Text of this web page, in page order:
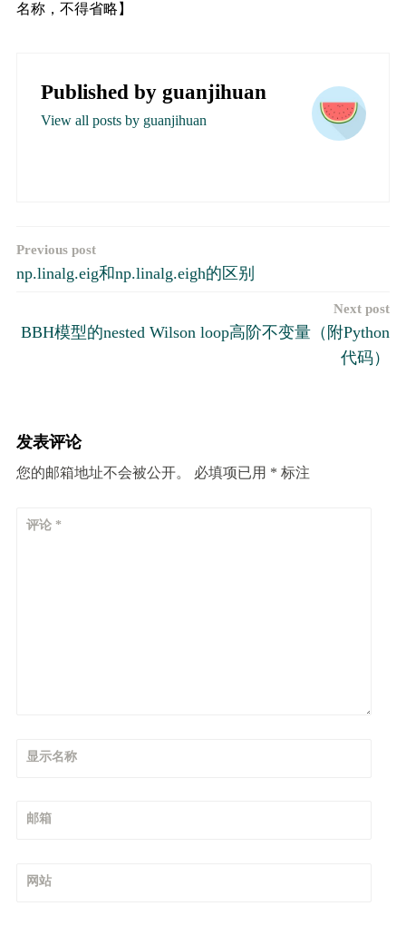
名称，不得省略】
Published by guanjihuan
View all posts by guanjihuan
文
章
Previous post
np.linalg.eig和np.linalg.eigh的区别
Next post
BBH模型的nested Wilson loop高阶不变量（附Python
代码）
发表评论
您的邮箱地址不会被公开。 必填项已用 * 标注
评论 *
显示名称
邮箱
网站